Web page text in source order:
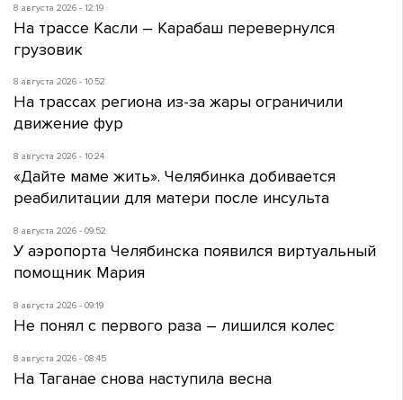
8 августа 2026 - 12:19
На трассе Касли – Карабаш перевернулся
грузовик
8 августа 2026 - 10:52
На трассах региона из-за жары ограничили
движение фур
8 августа 2026 - 10:24
«Дайте маме жить». Челябинка добивается
реабилитации для матери после инсульта
8 августа 2026 - 09:52
У аэропорта Челябинска появился виртуальный
помощник Мария
8 августа 2026 - 09:19
Не понял с первого раза – лишился колес
8 августа 2026 - 08:45
На Таганае снова наступила весна